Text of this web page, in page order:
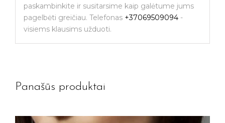
paskambinkite ir susitarsime kaip galėtume jums
pagelbėti greičiau. Telefonas +37069509094-
visiems klausims užduoti.
Panašūs produktai